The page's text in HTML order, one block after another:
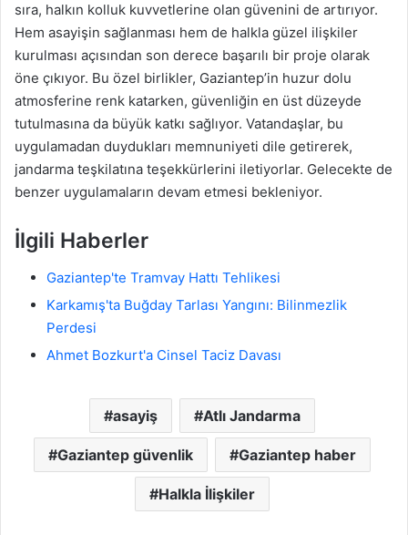
sıra, halkın kolluk kuvvetlerine olan güvenini de artırıyor.
Hem asayişin sağlanması hem de halkla güzel ilişkiler
kurulması açısından son derece başarılı bir proje olarak
öne çıkıyor. Bu özel birlikler, Gaziantep’in huzur dolu
atmosferine renk katarken, güvenliğin en üst düzeyde
tutulmasına da büyük katkı sağlıyor. Vatandaşlar, bu
uygulamadan duydukları memnuniyeti dile getirerek,
jandarma teşkilatına teşekkürlerini iletiyorlar. Gelecekte de
benzer uygulamaların devam etmesi bekleniyor.
İlgili Haberler
Gaziantep'te Tramvay Hattı Tehlikesi
Karkamış'ta Buğday Tarlası Yangını: Bilinmezlik
Perdesi
Ahmet Bozkurt'a Cinsel Taciz Davası
asayiş Atlı Jandarma
Gaziantep güvenlik Gaziantep haber
Halkla İlişkiler